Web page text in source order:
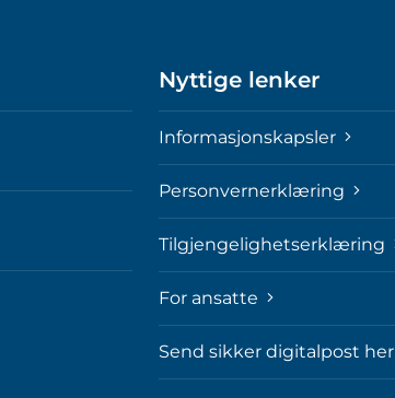
Nyttige lenker
Informasjonskapsler
Personvernerklæring
Tilgjengelighetserklæring
For ansatte
Send sikker digitalpost her